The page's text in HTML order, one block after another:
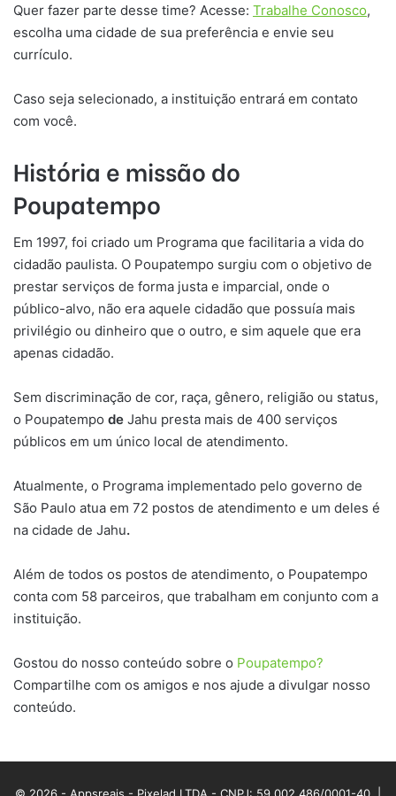
Quer fazer parte desse time? Acesse: Trabalhe Conosco,
escolha uma cidade de sua preferência e envie seu
currículo.
Caso seja selecionado, a instituição entrará em contato
com você.
História e missão do
Poupatempo
Em 1997, foi criado um Programa que facilitaria a vida do
cidadão paulista. O Poupatempo surgiu com o objetivo de
prestar serviços de forma justa e imparcial, onde o
público-alvo, não era aquele cidadão que possuía mais
privilégio ou dinheiro que o outro, e sim aquele que era
apenas cidadão.
Sem discriminação de cor, raça, gênero, religião ou status,
o Poupatempo de Jahu presta mais de 400 serviços
públicos em um único local de atendimento.
Atualmente, o Programa implementado pelo governo de
São Paulo atua em 72 postos de atendimento e um deles é
na cidade de Jahu.
Além de todos os postos de atendimento, o Poupatempo
conta com 58 parceiros, que trabalham em conjunto com a
instituição.
Gostou do nosso conteúdo sobre o Poupatempo?
Compartilhe com os amigos e nos ajude a divulgar nosso
conteúdo.